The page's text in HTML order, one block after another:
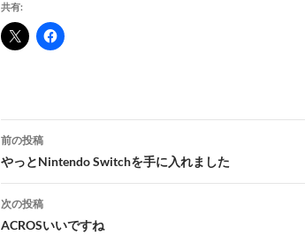
共有:
投
稿
ナ
ビ
前の投稿
やっとNintendo Switchを手に入れました
次の投稿
ACROSいいですね